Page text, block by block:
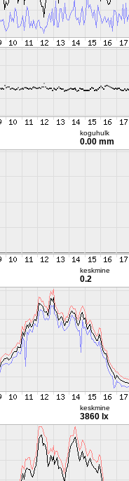
koguhulk
0.00 mm
keskmine
0.2
keskmine
3860 lx